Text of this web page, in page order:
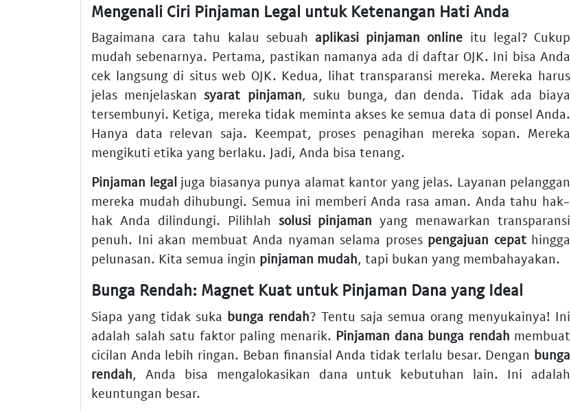
Mengenali Ciri Pinjaman Legal untuk Ketenangan Hati Anda
Bagaimana cara tahu kalau sebuah aplikasi pinjaman online itu legal? Cukup
mudah sebenarnya. Pertama, pastikan namanya ada di daftar OJK. Ini bisa Anda
cek langsung di situs web OJK. Kedua, lihat transparansi mereka. Mereka harus
jelas menjelaskansyarat pinjaman, suku bunga, dan denda. Tidak ada biaya
tersembunyi. Ketiga, mereka tidak meminta akses ke semua data di ponsel Anda.
Hanya data relevan saja. Keempat, proses penagihan mereka sopan. Mereka
mengikuti etika yang berlaku. Jadi, Anda bisa tenang.
Pinjaman legaljuga biasanya punya alamat kantor yang jelas. Layanan pelanggan
mereka mudah dihubungi. Semua ini memberi Anda rasa aman. Anda tahu hak-
hak Anda dilindungi. Pilihlah solusi pinjaman yang menawarkan transparansi
penuh. Ini akan membuat Anda nyaman selama proses pengajuan cepathingga
pelunasan. Kita semua ingin pinjaman mudah, tapi bukan yang membahayakan.
Bunga Rendah: Magnet Kuat untuk Pinjaman Dana yang Ideal
Siapa yang tidak suka bunga rendah? Tentu saja semua orang menyukainya! Ini
adalah salah satu faktor paling menarik. Pinjaman dana bunga rendah membuat
cicilan Anda lebih ringan. Beban finansial Anda tidak terlalu besar. Dengan bunga
rendah, Anda bisa mengalokasikan dana untuk kebutuhan lain. Ini adalah
keuntungan besar.